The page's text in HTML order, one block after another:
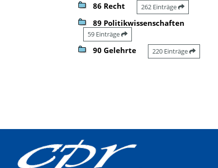
86 Recht 262 Einträge
89 Politikwissenschaften
59 Einträge
90 Gelehrte 220 Einträge